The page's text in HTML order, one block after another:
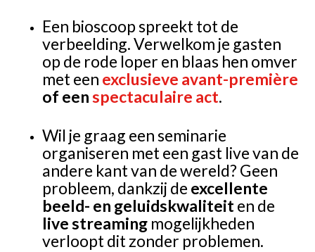
Een bioscoop spreekt tot de
verbeelding. Verwelkom je gasten
op de rode loper en blaas hen omver
met een exclusieve avant-première
of eenspectaculaire act.
Wil je graag een seminarie
organiseren met een gast live van de
andere kant van de wereld? Geen
probleem, dankzij de excellente
beeld- en geluidskwaliteiten de
live streaming mogelijkheden
verloopt dit zonder problemen.